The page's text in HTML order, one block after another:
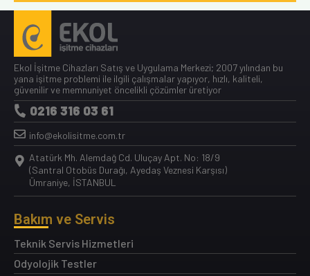
Ekol İşitme Cihazları Satış ve Uygulama Merkezi; 2007 yılından bu
yana işitme problemi ile ilgili çalışmalar yapıyor, hızlı, kaliteli,
güvenilir ve memnuniyet öncelikli çözümler üretiyor
0216 316 03 61
info@ekolisitme.com.tr
Atatürk Mh. Alemdağ Cd. Uluçay Apt. No: 18/9
(Santral Otobüs Durağı, Ayedaş Veznesi Karşısı)
Ümraniye, İSTANBUL
Bakım ve Servis
Teknik Servis Hizmetleri
Odyolojik Testler